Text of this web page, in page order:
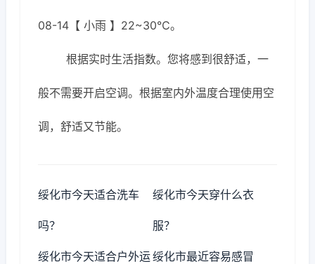
08-14【 小雨 】22~30℃。
根据实时生活指数。您将感到很舒适，一
般不需要开启空调。根据室内外温度合理使用空
调，舒适又节能。
绥化市今天适合洗车
吗？
绥化市今天穿什么衣
服？
绥化市今天适合户外运绥化市最近容易感冒